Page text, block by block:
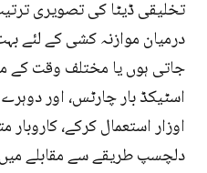
تخلیقی ڈیٹا کی تصویری
درمیان موازنہ کشی کے لئے
جاتی ہوں یا مختلف وقت کے
اسٹیکڈ بار چارٹس، اور
اوزار استعمال کرکے،
دلچسپ طریقے سے مقابلے